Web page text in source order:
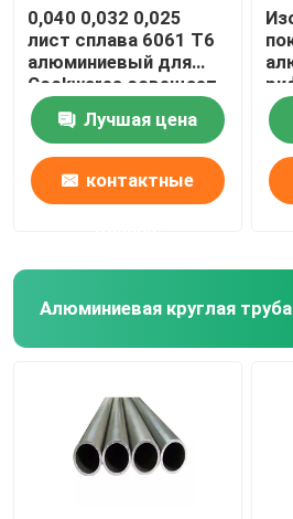
0,040 0,032 0,025
лист сплава 6061 T6
алюминиевый для
Cookwares освещает
пробелы печатания
сублимацииЛучшая цена
контактные
Алюминиевая круглая труба